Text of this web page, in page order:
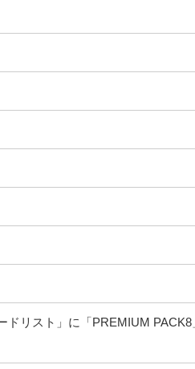
リスト」に「PREMIUM